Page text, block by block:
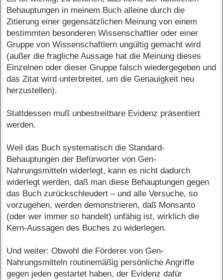
Behauptungen in meinem Buch alleine durch die
Zitierung einer gegensätzlichen Meinung von einem
bestimmten besonderen Wissenschaftler oder einer
Gruppe von Wissenschaftlern ungültig gemacht wird
(außer die fragliche Aussage hat die Meinung dieses
Einzelnen oder dieser Gruppe falsch wiedergegeben und
das Zitat wird unterbreitet, um die Genauigkeit neu
herzustellen).
Stattdessen muß unbestreitbare Evidenz präsentiert
werden.
Weil das Buch systematisch die Standard-
Behauptungen der Befürworter von Gen-
Nahrungsmitteln widerlegt, kann es nicht dadurch
widerlegt werden, daß man diese Behauptungen gegen
das Buch zurückschleudert – und alle Versuche, so
vorzugehen, werden demonstrieren, daß Monsanto
(oder wer immer so handelt) unfähig ist, wirklich die
Kern-Aussagen des Buches zu widerlegen.
Und weiter: Obwohl die Förderer von Gen-
Nahrungsmitteln routinemäßig persönliche Angriffe
gegen jeden gestartet haben, der Evidenz dafür